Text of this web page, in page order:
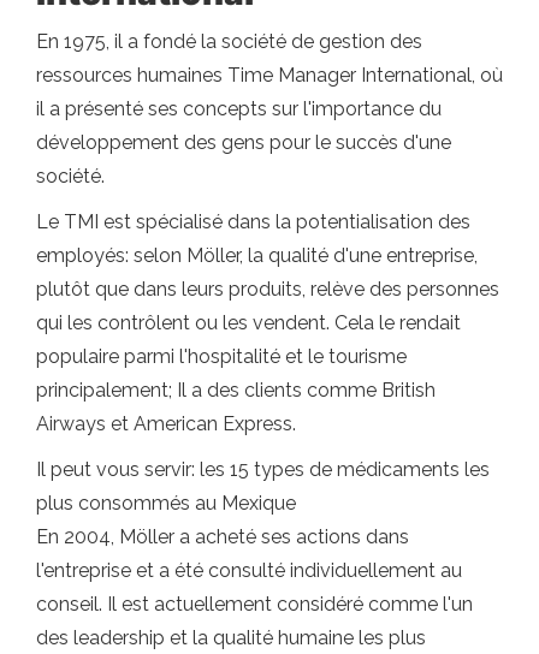
En 1975, il a fondé la société de gestion des
ressources humaines Time Manager International, où
il a présenté ses concepts sur l'importance du
développement des gens pour le succès d'une
société.
Le TMI est spécialisé dans la potentialisation des
employés: selon Möller, la qualité d'une entreprise,
plutôt que dans leurs produits, relève des personnes
qui les contrôlent ou les vendent. Cela le rendait
populaire parmi l'hospitalité et le tourisme
principalement; Il a des clients comme British
Airways et American Express.
Il peut vous servir: les 15 types de médicaments les
plus consommés au Mexique
En 2004, Möller a acheté ses actions dans
l'entreprise et a été consulté individuellement au
conseil. Il est actuellement considéré comme l'un
des leadership et la qualité humaine les plus